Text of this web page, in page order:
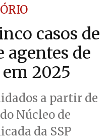
casos de
agentes de
2025
a partir de
Núcleo de
da SSP